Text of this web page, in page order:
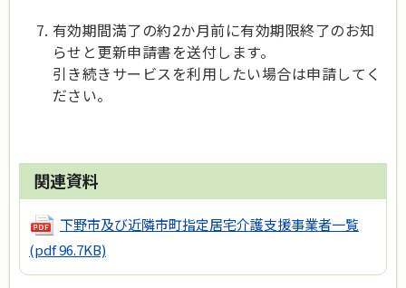
有効期間満了の約2か月前に有効期限終了のお知
らせと更新申請書を送付します。
引き続きサービスを利用したい場合は申請してく
ださい。
関連資料
下野市及び近隣市町指定居宅介護支援事業者一覧
(pdf 96.7KB)